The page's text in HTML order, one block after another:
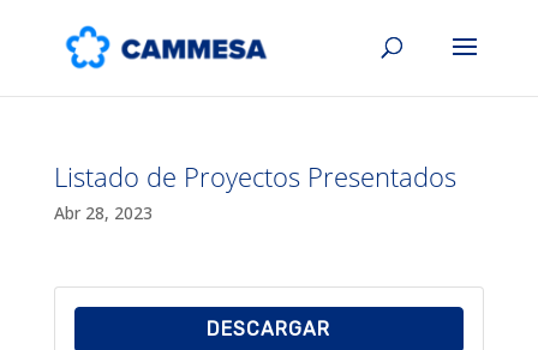
Listado de Proyectos Presentados
Abr 28, 2023
DESCARGAR